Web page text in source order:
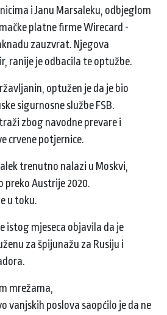
i Janu Marsaleku, odbjeglom
platne firme Wirecard -
zauzvrat. Njegova
ranije je odbacila te optužbe.
optužen je da je bio
sigurnosne službe FSB.
zbog navodne prevare i
crvene potjernice.
trenutno nalazi u Moskvi,
preko Austrije 2020.
u toku.
istog mjeseca objavila da je
za špijunažu za Rusiju i
mrežama,
vanjskih poslova saopćilo je da ne